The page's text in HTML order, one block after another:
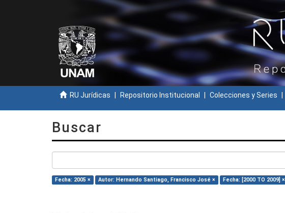
RU Jurídicas Repositorio Institucional Colecciones y Series
Buscar
Fecha: 2005 × Autor: Hernando Santiago, Francisco José × Fecha: [2000 TO 2009] ×